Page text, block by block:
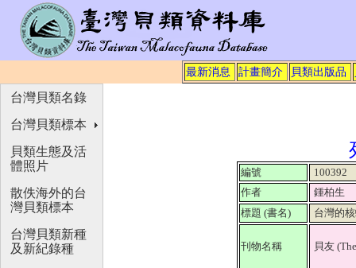
最新消息 計畫簡介 貝類出版品
編號
100392
作者
鍾柏生
標題 (書名)
台灣的
刊物名稱 貝友
台灣貝類名錄
台灣貝類標本
貝類生態及活
體照片
散佚海外的台
灣貝類標本
台灣貝類新種
及新紀錄種